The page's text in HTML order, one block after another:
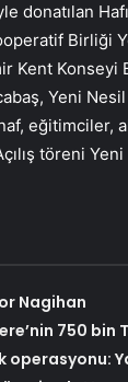
donatılan
Birliği
Kent Konseyi
Yeni
eğitimciler,
töreni
Nagihan
750 bin